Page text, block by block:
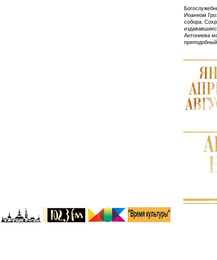
Иоанном
собора.
Антониева